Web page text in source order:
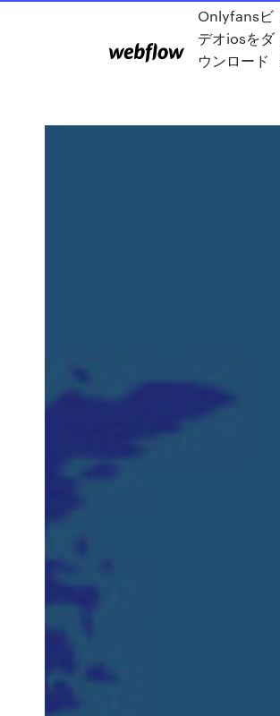
Onlyfansビ
デオiosをダ
ウンロード